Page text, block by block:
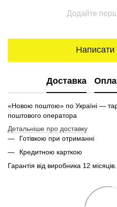
Додайте
Написати
Доставка
«Новою поштою» по Україні —
поштового оператора
Детальніше про доставку
Готівкою при отриманні
Кредитною карткою
Гарантія від виробника 12 місяців.